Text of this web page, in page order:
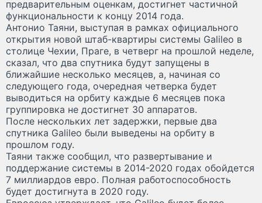
предварительным оценкам, достигнет частичной
функциональности к концу 2014 года.
Антонио Таяни, выступая в рамках официального
открытия новой штаб-квартиры системы Galileo в
столице Чехии, Праге, в четверг на прошлой неделе,
сказал, что два спутника будут запущены в
ближайшие несколько месяцев, а, начиная со
следующего года, очередная четверка будет
выводиться на орбиту каждые 6 месяцев пока
группировка не достигнет 30 аппаратов.
После нескольких лет задержки, первые два
спутника Galileo были выведены на орбиту в
прошлом году.
Таяни также сообщил, что развертывание и
поддержание системы в 2014-2020 годах обойдется
7 миллиардов евро. Полная работоспособность
будет достигнута в 2020 году.